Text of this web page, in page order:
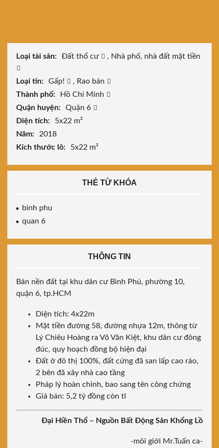
Loại tài sản: Đất thổ cư , Nhà phố, nhà đất mặt tiền
Loại tin: Gấp! , Rao bán
Thành phố:
Hồ Chí Minh
Quận huyện:
Quận 6
Diện tích:
5x22 m²
Năm:
2018
Kích thước lô:
5x22 m²
THẺ TỪ KHÓA
binh phu
quan 6
THÔNG TIN
Bán nền đất tại khu dân cư Bình Phú, phường 10,
quận 6, tp.HCM
Diện tích: 4x22m
Mặt tiền đường 58, đường nhựa 12m, thông từ
Lý Chiêu Hoàng ra Võ Văn Kiệt, khu dân cư đông
đúc, quy hoạch đồng bộ hiện đại
Đất ở đô thị 100%, đất cứng đã san lấp cao ráo,
2 bên đã xây nhà cao tầng
Pháp lý hoàn chỉnh, bao sang tên công chứng
Giá bán: 5,2 tỷ đồng còn tl
Đại Hiền Thổ – Nguồn Bất Động Sản Khổng Lồ
-môi giới Mr.Tuấn ca-